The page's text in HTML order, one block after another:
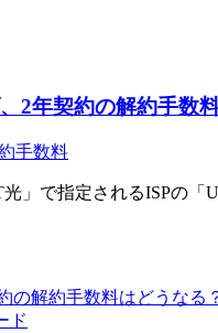
2年契約の解約手数
手数料
」で指定されるISPの「
の解約手数料はどうなる
ド